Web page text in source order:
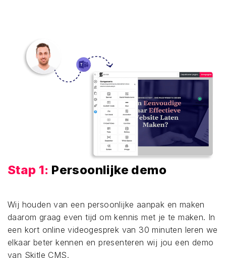
Stap 1: Persoonlijke demo
Wij houden van een persoonlijke aanpak en maken
daarom graag even tijd om kennis met je te maken. In
een kort online videogesprek van 30 minuten leren we
elkaar beter kennen en presenteren wij jou een demo
van Skitle CMS.